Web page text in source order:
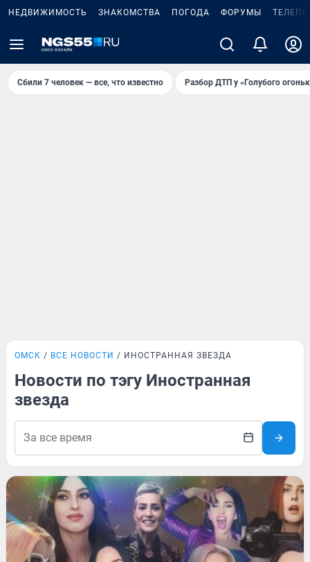
НЕДВИЖИМОСТЬ ЗНАКОМСТВА ПОГОДА ФОРУМЫ
Сбили 7 человек — все, что известно Разбор ДТП у «Голубого
ОМСК ВСЕ НОВОСТИ ИНОСТРАННАЯ ЗВЕЗДА
Новости по тэгу Иностранная
звезда